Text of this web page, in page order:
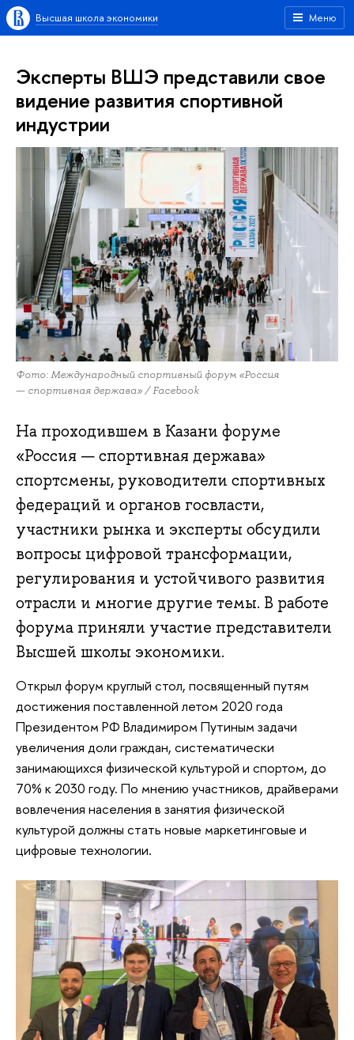
Меню
Высшая школа экономики
Эксперты ВШЭ представили свое
видение развития спортивной
индустрии
Фото: Международный спортивный форум «Россия
— спортивная держава» / Facebook
На проходившем в Казани форуме
«Россия — спортивная держава»
спортсмены, руководители спортивных
федераций и органов госвласти,
участники рынка и эксперты обсудили
вопросы цифровой трансформации,
регулирования и устойчивого развития
отрасли и многие другие темы. В работе
форума приняли участие представители
Высшей школы экономики.
Открыл форум круглый стол, посвященный путям
достижения поставленной летом 2020 года
Президентом РФ Владимиром Путиным задачи
увеличения доли граждан, систематически
занимающихся физической культурой и спортом, до
70% к 2030 году. По мнению участников, драйверами
вовлечения населения в занятия физической
культурой должны стать новые маркетинговые и
цифровые технологии.